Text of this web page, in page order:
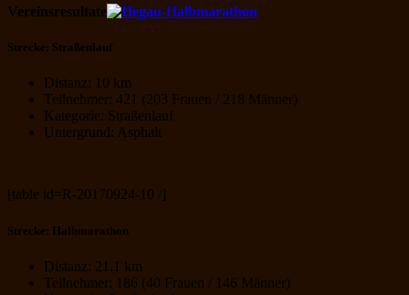
Vereinsresultate
Strecke: Straßenlauf
Distanz: 10 km
Teilnehmer: 421 (203 Frauen / 218 Männer)
Kategorie: Straßenlauf
Untergrund: Asphalt
[table id=R-20170924-10 /]
Strecke: Halbmarathon
Distanz: 21.1 km
Teilnehmer: 186 (40 Frauen / 146 Männer)